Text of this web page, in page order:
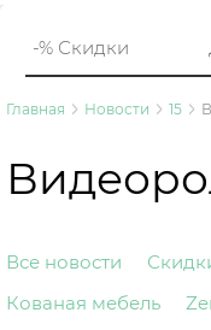
-% Скидки
Главная Новости 15
Все новости
Кованая мебель